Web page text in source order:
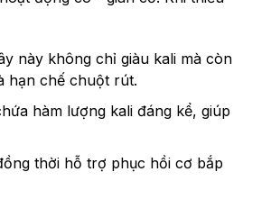
này không chỉ giàu kali mà còn
hạn chế chuột rút.
hàm lượng kali đáng kể, giúp
thời hỗ trợ phục hồi cơ bắp